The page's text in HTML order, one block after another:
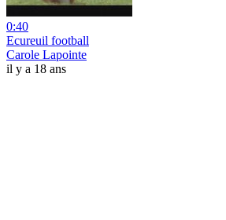
0:40
Ecureuil football
Carole Lapointe
il y a 18 ans